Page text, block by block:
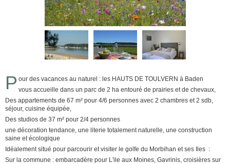
P our des vacances au naturel : les HAUTS DE TOULVERN à Baden
vous accueille dans un parc de 2 ha entouré de prairies et de chevaux,
Des appartements de 67 m² pour 4/6 personnes avec 2 chambres et 2 sdb,
séjour, cuisine équipée,
Des studios de 37 m² pour 2/4 personnes
une décoration tendance, une literie totalement naturelle, une construction
saine et écologique
Idéalement situé pour parcourir et visiter le golfe du Morbihan et ses Iles :
Sur la commune : embarcadère pour L'ile aux Moines, Gavrinis, croisières sur